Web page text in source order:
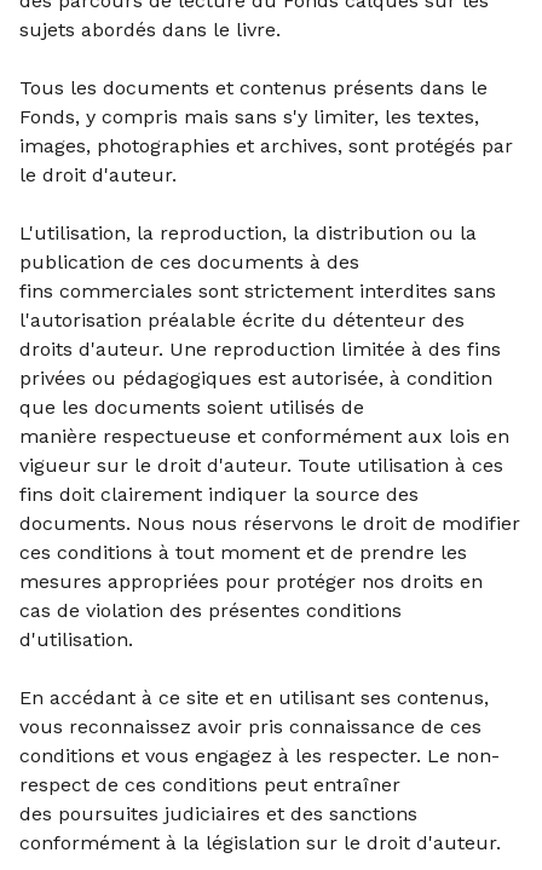
sujets abordés dans le livre.
Tous les documents et contenus présents dans le
Fonds, y compris mais sans s'y limiter, les textes,
images, photographies et archives, sont protégés par
le droit d'auteur.
L'utilisation, la reproduction, la distribution ou la
publication de ces documents à des
fins commerciales sont strictement interdites sans
l'autorisation préalable écrite du détenteur des
droits d'auteur. Une reproduction limitée à des fins
privées ou pédagogiques est autorisée, à condition
que les documents soient utilisés de
manière respectueuse et conformément aux lois en
vigueur sur le droit d'auteur. Toute utilisation à ces
fins doit clairement indiquer la source des
documents. Nous nous réservons le droit de modifier
ces conditions à tout moment et de prendre les
mesures appropriées pour protéger nos droits en
cas de violation des présentes conditions
d'utilisation.
En accédant à ce site et en utilisant ses contenus,
vous reconnaissez avoir pris connaissance de ces
conditions et vous engagez à les respecter. Le non-
respect de ces conditions peut entraîner
des poursuites judiciaires et des sanctions
conformément à la législation sur le droit d'auteur.